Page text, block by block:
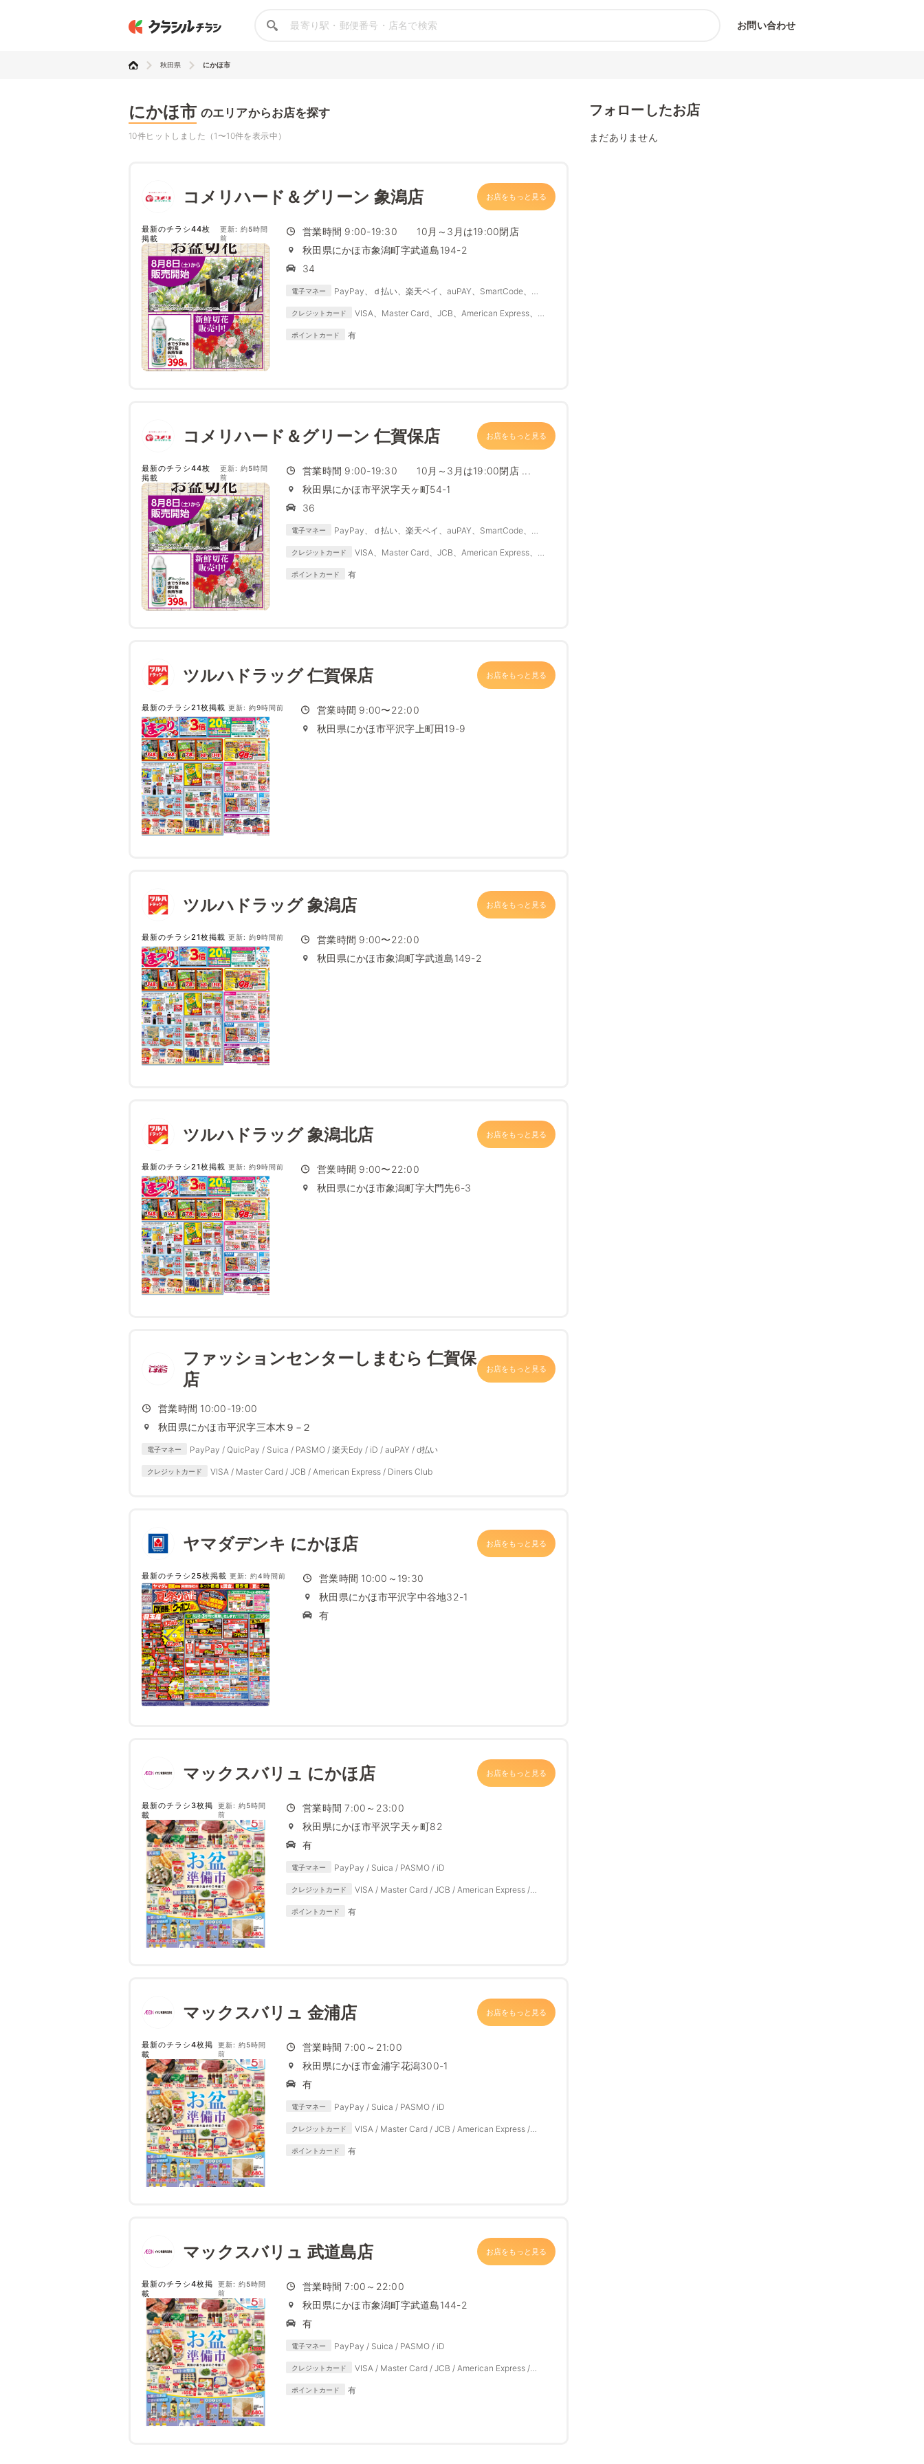
お問い合わせ
秋田県 にかほ市
にかほ市 のエリアからお店を探す
10件ヒットしました（1〜10件を表示中）
コメリハード＆グリーン 象潟店 お店をもっと見る
最新のチラシ44枚
掲載
更新: 約5時間
前
営業時間 9:00-19:30 10月～3月は19:00閉店
秋田県にかほ市象潟町字武道島194-2
34
電子マネー
PayPay、ｄ払い、楽天ペイ、auPAY、SmartCode、
クレジットカード
VISA、Master Card、JCB、American Express、
ポイントカード 有
コメリハード＆グリーン 仁賀保店 お店をもっと見る
最新のチラシ44枚
掲載
更新: 約5時間
前
営業時間 9:00-19:30 10月～3月は19:00閉店 ...
秋田県にかほ市平沢字天ヶ町54-1
36
電子マネー
PayPay、ｄ払い、楽天ペイ、auPAY、SmartCode、
クレジットカード
VISA、Master Card、JCB、American Express、
ポイントカード 有
ツルハドラッグ 仁賀保店 お店をもっと見る
最新のチラシ21枚掲載 更新: 約9時間前
営業時間 9:00〜22:00
秋田県にかほ市平沢字上町田19-9
ツルハドラッグ 象潟店 お店をもっと見る
最新のチラシ21枚掲載 更新: 約9時間前
営業時間 9:00〜22:00
秋田県にかほ市象潟町字武道島149-2
ツルハドラッグ 象潟北店 お店をもっと見る
最新のチラシ21枚掲載 更新: 約9時間前
営業時間 9:00〜22:00
秋田県にかほ市象潟町字大門先6-3
ファッションセンターしまむら 仁賀保
店
お店をもっと見る
営業時間 10:00-19:00
秋田県にかほ市平沢字三本木９−２
電子マネー PayPay / QuicPay / Suica / PASMO / 楽天Edy / iD / auPAY / d払い
クレジットカード VISA / Master Card / JCB / American Express / Diners Club
ヤマダデンキ にかほ店 お店をもっと見る
最新のチラシ25枚掲載 更新: 約4時間前
営業時間 10:00～19:30
秋田県にかほ市平沢字中谷地32-1
有
マックスバリュ にかほ店 お店をもっと見る
最新のチラシ3枚掲
載
更新: 約5時間
前
営業時間 7:00～23:00
秋田県にかほ市平沢字天ヶ町82
有
電子マネー PayPay / Suica / PASMO / iD
クレジットカード
VISA / Master Card / JCB / American Express /
ポイントカード 有
マックスバリュ 金浦店 お店をもっと見る
最新のチラシ4枚掲
載
更新: 約5時間
前
営業時間 7:00～21:00
秋田県にかほ市金浦字花潟300-1
有
電子マネー PayPay / Suica / PASMO / iD
クレジットカード
VISA / Master Card / JCB / American Express /
ポイントカード 有
マックスバリュ 武道島店 お店をもっと見る
最新のチラシ4枚掲
載
更新: 約5時間
前
営業時間 7:00～22:00
秋田県にかほ市象潟町字武道島144-2
有
電子マネー PayPay / Suica / PASMO / iD
クレジットカード
VISA / Master Card / JCB / American Express /
ポイントカード 有
フォローしたお店
まだありません